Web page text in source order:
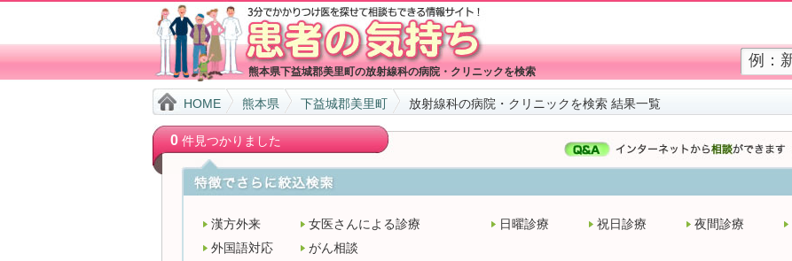
熊本県下益城郡美里町の放射線科の病院・クリニックを検索
HOME 熊本県 下益城郡美里町 放射線科の病院・クリニックを検索 結果一覧
0件見つかりました
漢方外来 女医さんによる診療 日曜診療 祝日診療 夜間診療
外国語対応
がん相談